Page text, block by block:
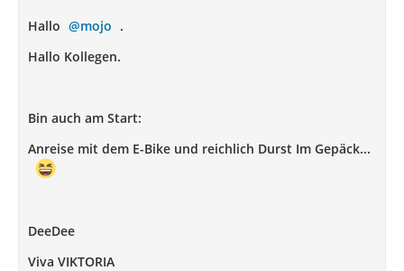
Hallo mojo .
Hallo Kollegen.
Bin auch am Start:
Anreise mit dem E-Bike und reichlich Durst Im Gepäck...
DeeDee
Viva VIKTORIA